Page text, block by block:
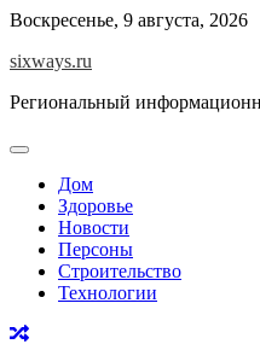
Перейти
содержимому
Воскресенье, 9 августа, 2026
sixways.ru
Региональный
Дом
Здоровье
Новости
Персоны
Строительство
Технологии